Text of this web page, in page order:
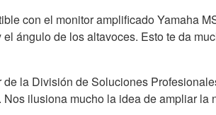
con el monitor amplificado Yamaha
ángulo de los altavoces. Esto te da
la División de Soluciones
ilusiona mucho la idea de ampliar la